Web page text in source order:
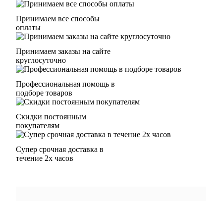
Принимаем все способы
оплаты
Принимаем заказы на сайте
круглосуточно
Профессиональная помощь в
подборе товаров
Скидки постоянным
покупателям
Супер срочная доставка в
течение 2х часов